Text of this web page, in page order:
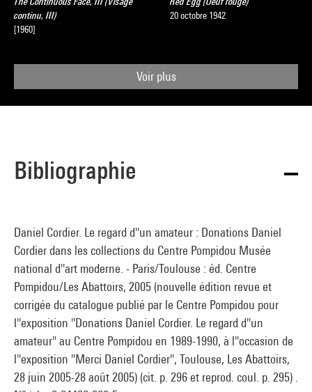
continu, III)
[1960]
20 octobre 1942
Voir plus
Bibliographie
Daniel Cordier. Le regard d''un amateur : Donations Daniel
Cordier dans les collections du Centre Pompidou Musée
national d''art moderne. - Paris/Toulouse : éd. Centre
Pompidou/Les Abattoirs, 2005 (nouvelle édition revue et
corrigée du catalogue publié par le Centre Pompidou pour
l''exposition "Donations Daniel Cordier. Le regard d''un
amateur" au Centre Pompidou en 1989-1990, à l''occasion de
l''exposition "Merci Daniel Cordier", Toulouse, Les Abattoirs,
28 juin 2005-28 août 2005) (cit. p. 296 et reprod. coul. p. 295) .